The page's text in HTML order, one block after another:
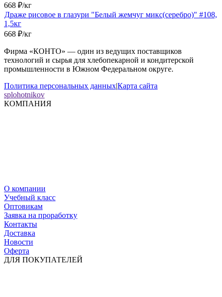
668 ₽/кг
Драже рисовое в глазури "Белый жемчуг микс(серебро)" #108,
1,5кг
668 ₽/кг
Фирма «КОНТО» — один из ведущих поставщиков
технологий и сырья для хлебопекарной и кондитерской
промышленности в Южном Федеральном округе.
Политика персональных данных|Карта сайта
splohotnikov
КОМПАНИЯ
О компании
Учебный класс
Оптовикам
Заявка на проработку
Контакты
Доставка
Новости
Оферта
ДЛЯ ПОКУПАТЕЛЕЙ